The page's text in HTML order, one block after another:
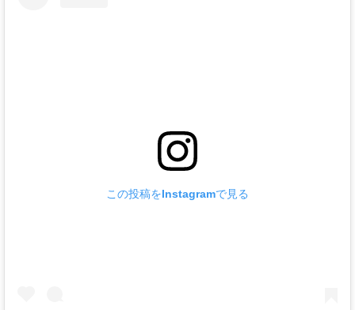
この投稿をInstagramで見る